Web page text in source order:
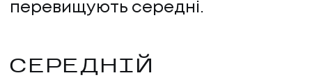
перевищують середні.
СЕРЕДНІЙ